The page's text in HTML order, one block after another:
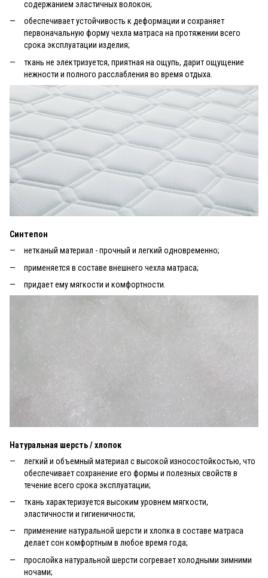
содержанием эластичных волокон;
обеспечивает устойчивость к деформации и сохраняет
первоначальную форму чехла матраса на протяжении всего
срока эксплуатации изделия;
ткань не электризуется, приятная на ощупь, дарит ощущение
нежности и полного расслабления во время отдыха.
Синтепон
нетканый материал - прочный и легкий одновременно;
применяется в составе внешнего чехла матраса;
придает ему мягкости и комфортности.
Натуральная шерсть / хлопок
легкий и объемный материал с высокой износостойкостью, что
обеспечивает сохранение его формы и полезных свойств в
течение всего срока эксплуатации;
ткань характеризуется высоким уровнем мягкости,
эластичности и гигиеничности;
применение натуральной шерсти и хлопка в составе матраса
делает сон комфортным в любое время года;
прослойка натуральной шерсти согревает холодными зимними
ночами;